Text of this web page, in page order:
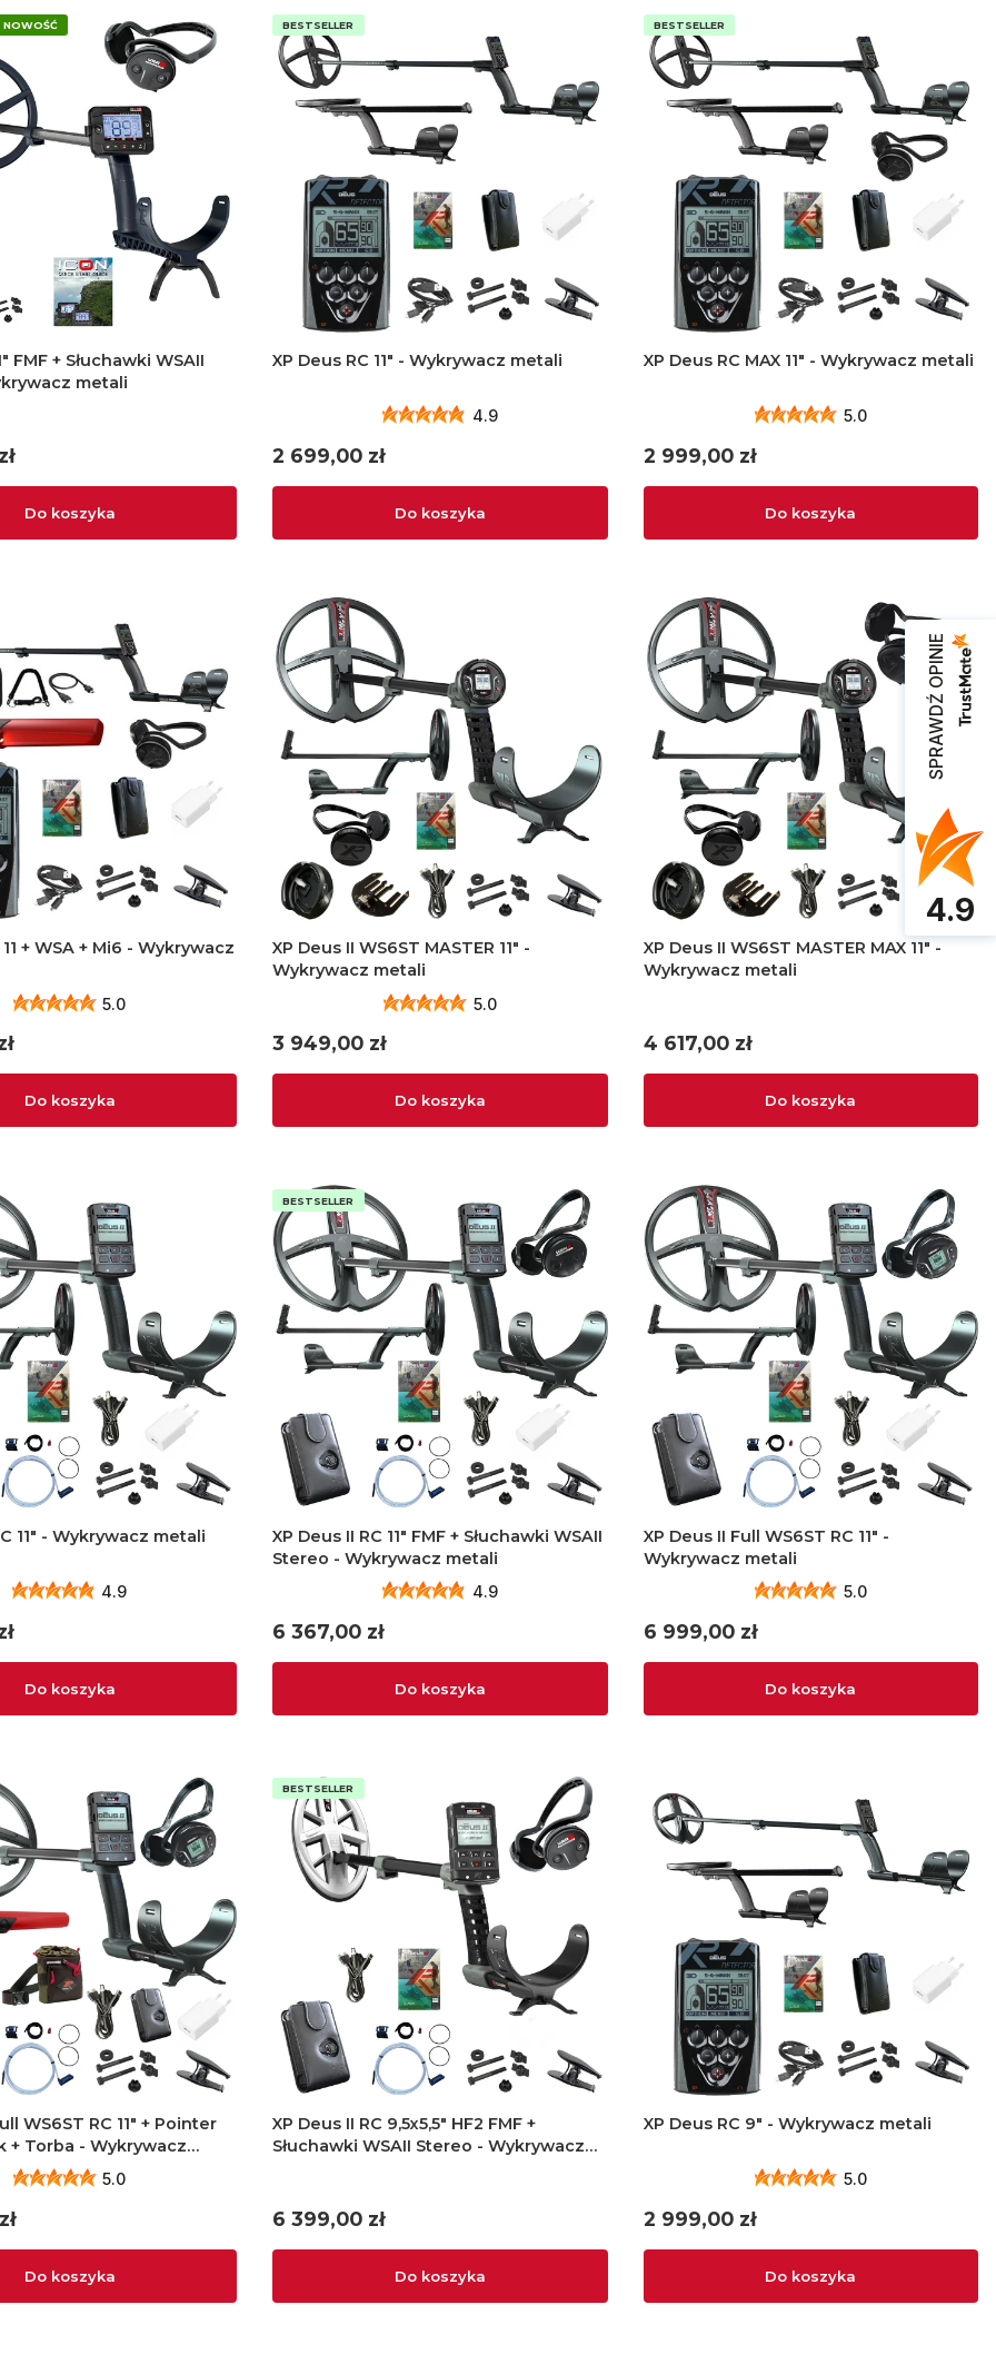
NOWOŚĆ
FMF + Słuchawki WSAII
metali
Do koszyka
BESTSELLER
XP Deus RC 11" - Wykrywacz metali
4.9
Cena
2 699,00 zł
Do koszyka
BESTSELLER
XP Deus RC MAX 11" - Wykrywacz metali
5.0
Cena
2 999,00 zł
Do koszyka
+ WSA + Mi6 - Wykrywacz
5.0
Do koszyka
XP Deus II WS6ST MASTER 11" -
Wykrywacz metali
5.0
Cena
3 949,00 zł
Do koszyka
XP Deus II WS6ST MASTER MAX 11" -
Wykrywacz metali
Cena
4 617,00 zł
Do koszyka
11" - Wykrywacz metali
4.9
Do koszyka
BESTSELLER
XP Deus II RC 11" FMF + Słuchawki WSAII
Stereo - Wykrywacz metali
4.9
Cena
6 367,00 zł
Do koszyka
XP Deus II Full WS6ST RC 11" -
Wykrywacz metali
5.0
Cena
6 999,00 zł
Do koszyka
WS6ST RC 11" + Pointer
+ Torba - Wykrywacz
5.0
Do koszyka
BESTSELLER
XP Deus II RC 9,5x5,5" HF2 FMF +
Słuchawki WSAII Stereo - Wykrywacz
Cena
6 399,00 zł
Do koszyka
XP Deus RC 9" - Wykrywacz metali
5.0
Cena
2 999,00 zł
Do koszyka
SPRAWDŹ OPINIE
4.9